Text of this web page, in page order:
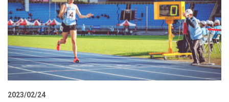
2023/02/24